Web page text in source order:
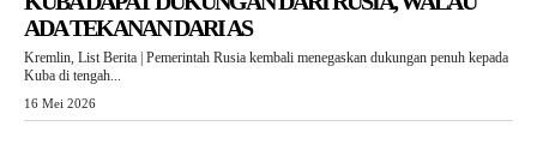
ADA TEKANAN DARI AS
Kremlin, List Berita | Pemerintah Rusia kembali menegaskan dukungan penuh kepada
Kuba di tengah...
16 Mei 2026